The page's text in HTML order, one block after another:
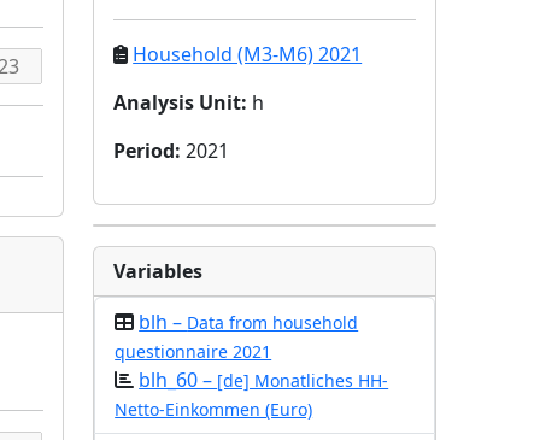
Household (M3-M6) 2021
Analysis Unit: h
Period:2021
Variables
blh – Data from household
questionnaire 2021
blh_60 – [de] Monatliches HH-
Netto-Einkommen (Euro)